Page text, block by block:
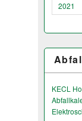
2021
KECL